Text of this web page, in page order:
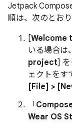
Jetpack
順は、次のとおり
[Welcome
いる場合は
project] を
ェクトをす
[File] >
「
Wear OS